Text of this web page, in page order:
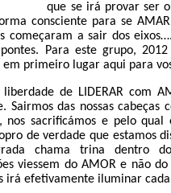
que se irá provar ser
consciente para se
começaram a sair dos
Para este grupo,
primeiro lugar aqui para
liberdade de LIDERAR com
Sairmos das nossas
nos sacrificámos e pelo
de verdade que estamos
chama trina dentro
viessem do AMOR e não
irá efetivamente iluminar